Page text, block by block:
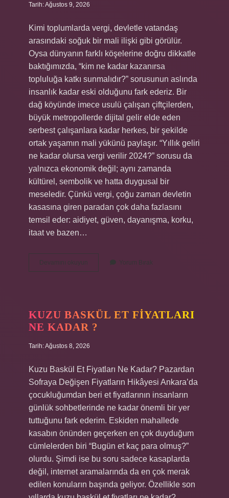
Tarih: Ağustos 9, 2026
Kimi toplumlarda vergi, devletle vatandaş
arasındaki soğuk bir mali ilişki gibi görülür.
Oysa dünyanın farklı köşelerine doğru dikkatle
baktığımızda, “kim ne kadar kazanırsa
topluluğa katkı sunmalıdır?” sorusunun aslında
insanlık kadar eski olduğunu fark ederiz. Bir
dağ köyünde imece usulü çalışan çiftçilerden,
büyük metropollerde dijital gelir elde eden
serbest çalışanlara kadar herkes, bir şekilde
ortak yaşamın mali yükünü paylaşır. “Yıllık geliri
ne kadar olursa vergi verilir 2024?” sorusu da
yalnızca ekonomik değil; aynı zamanda
kültürel, sembolik ve hatta duygusal bir
meseledir. Çünkü vergi, çoğu zaman devletin
kasasına giren paradan çok daha fazlasını
temsil eder: aidiyet, güven, dayanışma, korku,
itaat ve bazen…
Devamını okuyun
geliri
vergi
verilir
2024
Yorum Bırak
KUZU BASKÜL ET FIYATLARI
NE KADAR ?
Tarih: Ağustos 8, 2026
Kuzu Baskül Et Fiyatları Ne Kadar? Pazardan
Sofraya Değişen Fiyatların Hikâyesi Ankara’da
çocukluğumdan beri et fiyatlarının insanların
günlük sohbetlerinde ne kadar önemli bir yer
tuttuğunu fark ederim. Eskiden mahallede
kasabın önünden geçerken en çok duyduğum
cümlelerden biri “Bugün et kaç para olmuş?”
olurdu. Şimdi ise bu soru sadece kasaplarda
değil, internet aramalarında da en çok merak
edilen konuların başında geliyor. Özellikle son